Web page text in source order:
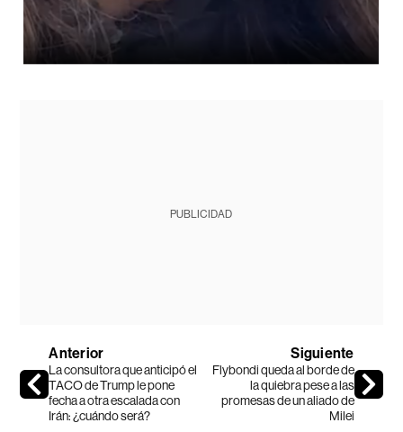
PUBLICIDAD
Anterior
La consultora que anticipó el
TACO de Trump le pone
fecha a otra escalada con
Irán: ¿cuándo será?
Siguiente
Flybondi queda al borde de
la quiebra pese a las
promesas de un aliado de
Milei